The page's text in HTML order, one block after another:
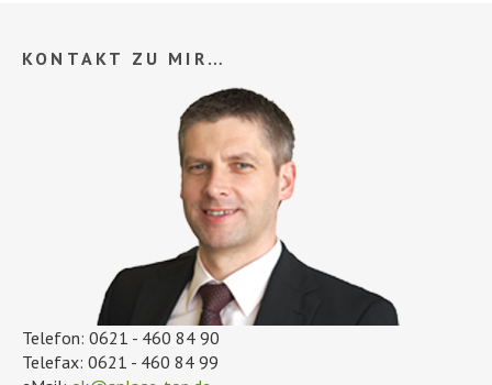
KONTAKT ZU MIR…
Telefon: 0621 - 460 84 90
Telefax: 0621 - 460 84 99